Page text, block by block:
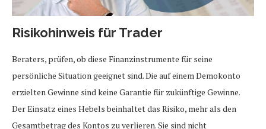
Risikohinweis für Trader
Beraters, prüfen, ob diese Finanzinstrumente für seine
persönliche Situation geeignet sind. Die auf einem Demokonto
erzielten Gewinne sind keine Garantie für zukünftige Gewinne.
Der Einsatz eines Hebels beinhaltet das Risiko, mehr als den
Gesamtbetrag des Kontos zu verlieren. Sie sind nicht